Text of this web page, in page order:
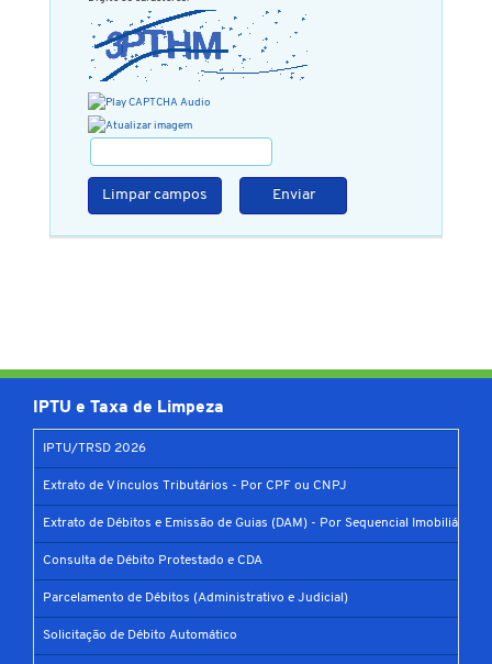
Limpar campos Enviar
IPTU e Taxa de Limpeza
IPTU/TRSD 2026
Extrato de Vínculos Tributários - Por CPF ou CNPJ
Extrato de Débitos e Emissão de Guias (DAM) - Por Sequencial Imobiliário
Consulta de Débito Protestado e CDA
Parcelamento de Débitos (Administrativo e Judicial)
Solicitação de Débito Automático